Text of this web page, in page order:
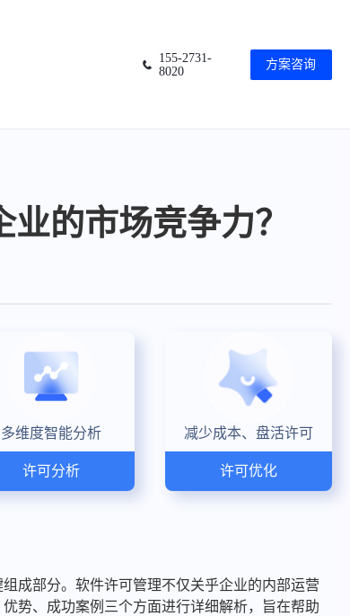
155-2731-
8020
方案咨询
的市场竞争力？
多维度智能分析
许可分析
减少成本、盘活许可
许可优化
成部分。软件许可管理不仅关乎企业的内部运营
势、成功案例三个方面进行详细解析，旨在帮助